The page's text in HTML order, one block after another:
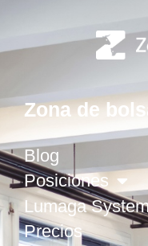
Zona de
Blog
Posiciones
Lumaga
Precios